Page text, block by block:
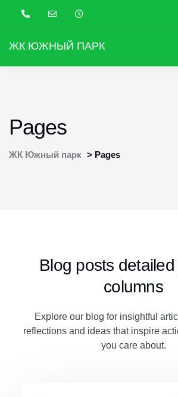
ЖК ЮЖНЫЙ ПАРК
Pages
ЖК Южный парк > Pages
Blog posts
columns
Explore our blog for insightful
reflections and ideas that inspire
you care about.